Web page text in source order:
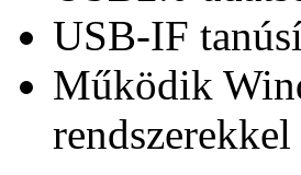
USB-IF
Működik
rendszerekkel